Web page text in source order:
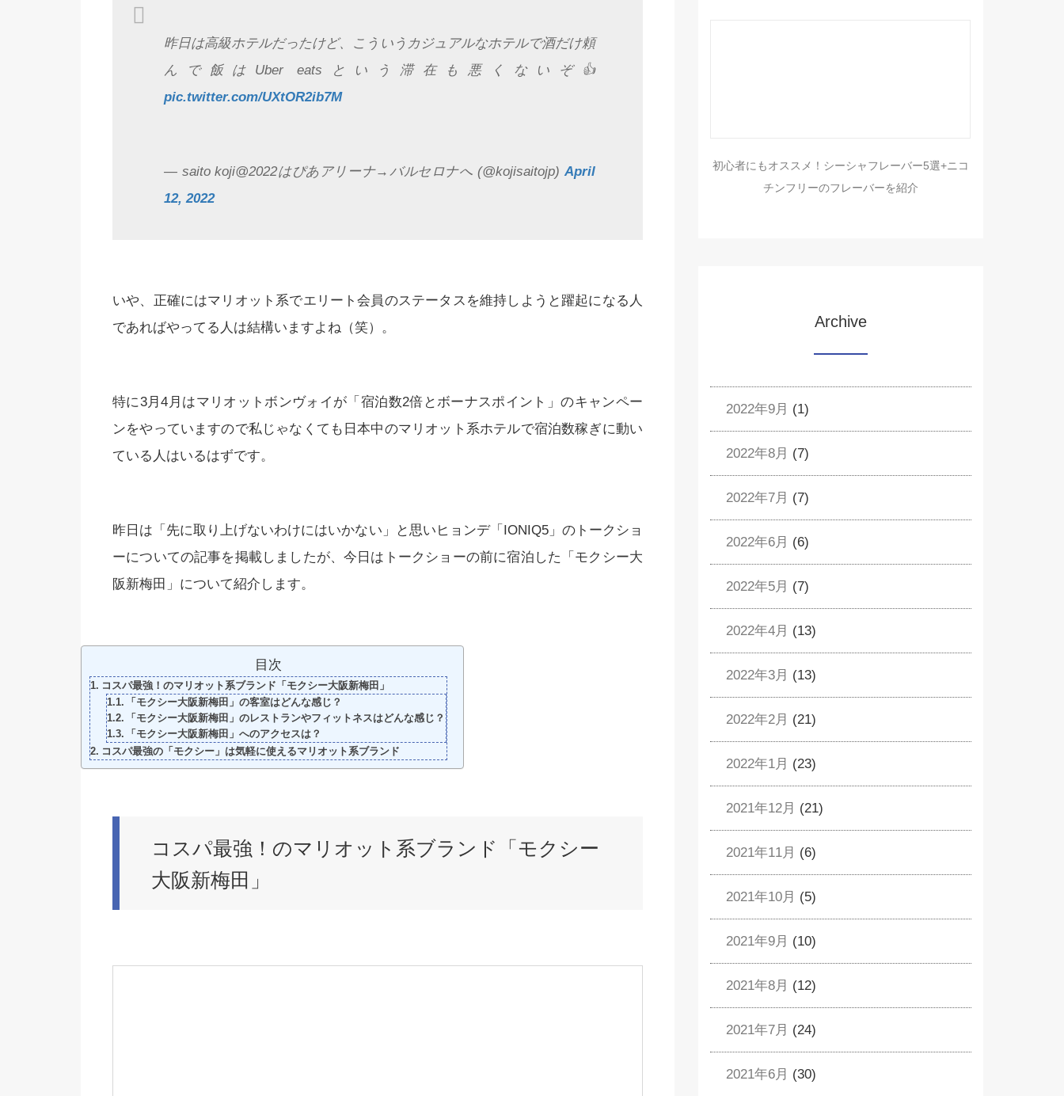
昨日は高級ホテルだったけど、こういうカジュアルなホテルで酒だけ頼
んで飯はUber eatsという滞在も悪くないぞ👍
pic.twitter.com/UXtOR2ib7M
— saito koji@2022はぴあアリーナ→バルセロナへ (@kojisaitojp) April
12, 2022
いや、正確にはマリオット系でエリート会員のステータスを維持しようと躍起になる人
であればやってる人は結構いますよね（笑）。
特に3月4月はマリオットボンヴォイが「宿泊数2倍とボーナスポイント」のキャンペー
ンをやっていますので私じゃなくても日本中のマリオット系ホテルで宿泊数稼ぎに動い
ている人はいるはずです。
昨日は「先に取り上げないわけにはいかない」と思いヒョンデ「IONIQ5」のトークショ
ーについての記事を掲載しましたが、今日はトークショーの前に宿泊した「モクシー大
阪新梅田」について紹介します。
目次
コスパ最強！のマリオット系ブランド「モクシー大阪新梅田」
「モクシー大阪新梅田」の客室はどんな感じ？
「モクシー大阪新梅田」のレストランやフィットネスはどんな感じ？
「モクシー大阪新梅田」へのアクセスは？
コスパ最強の「モクシー」は気軽に使えるマリオット系ブランド
コスパ最強！のマリオット系ブランド「モクシー
大阪新梅田」
初心者にもオススメ！シーシャフレーバー5選+ニコ
チンフリーのフレーバーを紹介
Archive
2022年9月 (1)
2022年8月 (7)
2022年7月 (7)
2022年6月 (6)
2022年5月 (7)
2022年4月 (13)
2022年3月 (13)
2022年2月 (21)
2022年1月 (23)
2021年12月 (21)
2021年11月 (6)
2021年10月 (5)
2021年9月 (10)
2021年8月 (12)
2021年7月 (24)
2021年6月 (30)